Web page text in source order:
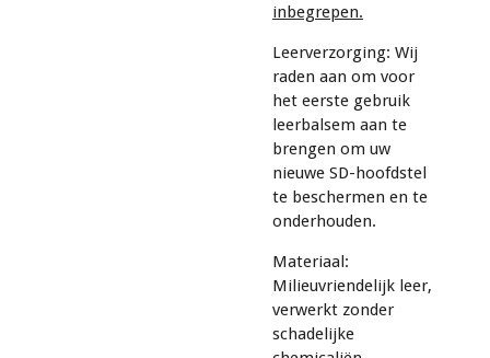
inbegrepen.
Leerverzorging: Wij
raden aan om voor
het eerste gebruik
leerbalsem aan te
brengen om uw
nieuwe SD-hoofdstel
te beschermen en te
onderhouden.
Materiaal:
Milieuvriendelijk leer,
verwerkt zonder
schadelijke